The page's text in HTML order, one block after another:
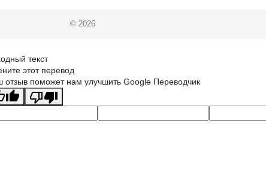
© 2026
текст
этот перевод
отзыв поможет нам улучшить Google Переводчик